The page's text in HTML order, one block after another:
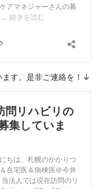
ます。是非ご連絡を！↓